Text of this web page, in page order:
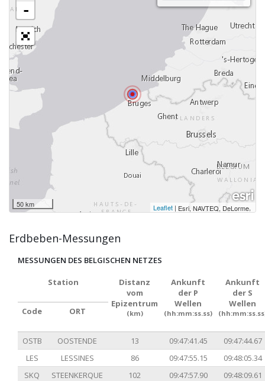
-
50 km Leaflet | Esri, NAVTEQ, DeLorme,
Erdbeben-Messungen
MESSUNGEN DES BELGISCHEN NETZES
Station
Distanz
vom
Epizentrum
(km)
Ankunft
der P
Wellen
(hh:mm:ss.ss)
Ankunft
der S
Wellen
Code ORT
OSTB OOSTENDE 13 09:47:41.45
09:47:44.67
LES
LESSINES 86 09:47:55.15
09:48:05.34
SKQ
STEENKERQUE 102 09:47:57.90
09:48:09.61